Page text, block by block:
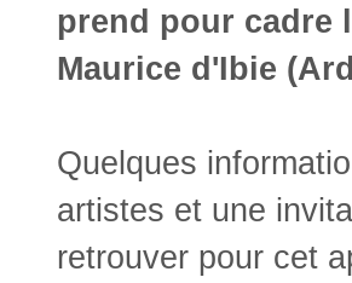
prend pour cadre
Maurice d'Ibie
Quelques
artistes et une
retrouver pour cet